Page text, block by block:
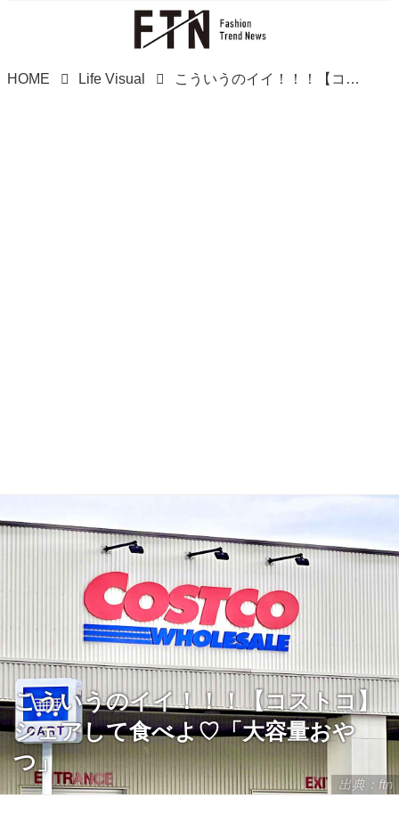
HOME Life Visual こういうのイイ！！！【コストコ】シェアして食べよ♡「大容量おやつ」
出典：ftn
こういうのイイ！！！【コストコ】
シェアして食べよ♡「大容量おや
つ」